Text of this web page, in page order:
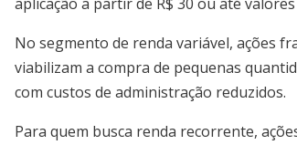
No segmento de renda variável, ações
viabilizam a compra de pequenas
com custos de administração reduzidos.
Para quem busca renda recorrente,